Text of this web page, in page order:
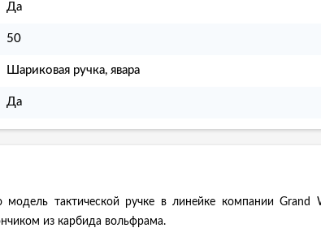
Да
50
Шариковая ручка, явара
Да
тактической ручке в линейке компании Grand
из карбида вольфрама.